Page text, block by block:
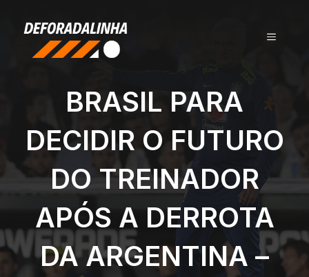
conteúdo
MENU
BRASIL PARA
DECIDIR O FUTURO
DO TREINADOR
APÓS A DERROTA
DA ARGENTINA –